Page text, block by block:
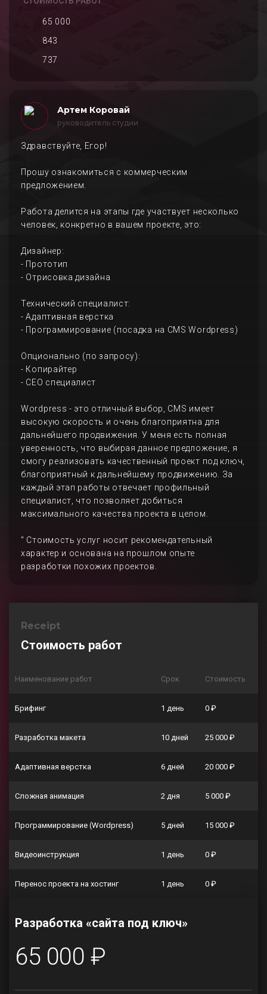
65 000
843
737
Артем Коровай
руководитель студии
Здравствуйте, Егор!
Прошу ознакомиться с коммерческим
предложением.
Работа делится на этапы где участвует несколько
человек, конкретно в вашем проекте, это:
Дизайнер:
- Прототип
- Отрисовка дизайна
Технический специалист:
- Адаптивная верстка
- Программирование (посадка на CMS Wordpress)
Опционально (по запросу):
- Копирайтер
- СЕО специалист
Wordpress - это отличный выбор, CMS имеет
высокую скорость и очень благоприятна для
дальнейшего продвижения. У меня есть полная
уверенность, что выбирая данное предложение, я
смогу реализовать качественный проект под ключ,
благоприятный к дальнейшему продвижению. За
каждый этап работы отвечает профильный
специалист, что позволяет добиться
максимального качества проекта в целом.
" Стоимость услуг носит рекомендательный
характер и основана на прошлом опыте
разработки похожих проектов.
Receipt
Стоимость работ
Наименование работ Срок Стоимость
Брифинг 1 день 0 ₽
Разработка макета 10 дней 25 000 ₽
Адаптивная верстка 6 дней 20 000 ₽
Сложная анимация 2 дня 5 000 ₽
Программирование (Wordpress) 5 дней 15 000 ₽
Видеоинструкция 1 день 0 ₽
Перенос проекта на хостинг 1 день 0 ₽
Разработка «сайта под ключ»
65 000 ₽